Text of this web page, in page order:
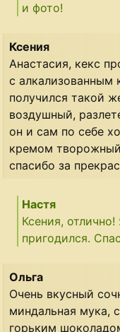
и фото!
Ксения
Анастасия, кекс
с
получился такой
воздушный,
он и сам по себе
кремом
спасибо за
Настя
Ксения,
пригодился.
Ольга
Очень вкусный
миндальная мука,
горьким